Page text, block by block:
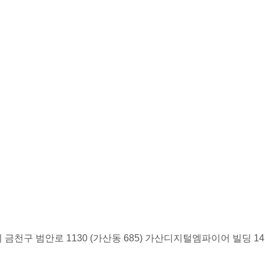
금천구 범안로 1130 (가산동 685) 가산디지털엠파이어 빌딩